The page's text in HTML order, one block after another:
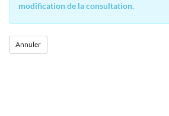
modification de la consultation.